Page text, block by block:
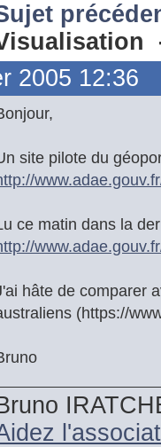
2005 12:36
site pilote du
ce matin dans la
hâte de comparer
(https://